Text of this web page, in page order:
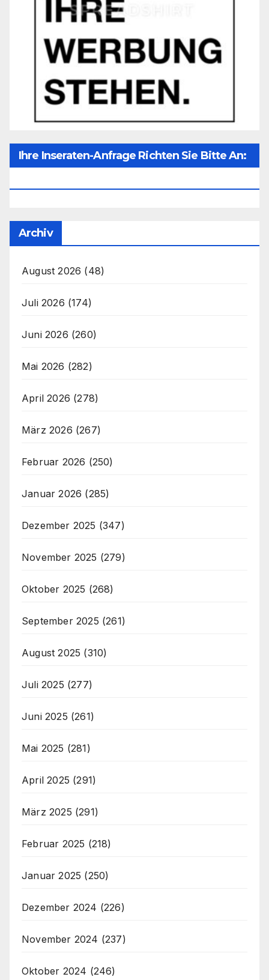
Ihre Inseraten-Anfrage Richten Sie Bitte An:
Archiv
August 2026 (48)
Juli 2026 (174)
Juni 2026 (260)
Mai 2026 (282)
April 2026 (278)
März 2026 (267)
Februar 2026 (250)
Januar 2026 (285)
Dezember 2025 (347)
November 2025 (279)
Oktober 2025 (268)
September 2025 (261)
August 2025 (310)
Juli 2025 (277)
Juni 2025 (261)
Mai 2025 (281)
April 2025 (291)
März 2025 (291)
Februar 2025 (218)
Januar 2025 (250)
Dezember 2024 (226)
November 2024 (237)
Oktober 2024 (246)